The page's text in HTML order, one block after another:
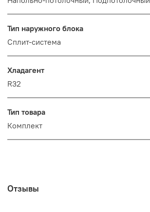
Тип наружного блока
Сплит-система
Хладагент
R32
Тип товара
Комплект
Отзывы